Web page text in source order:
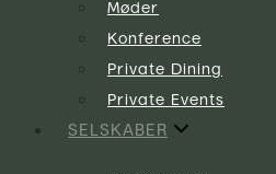
Møder
Konference
Private Dining
Private Events
SELSKABER